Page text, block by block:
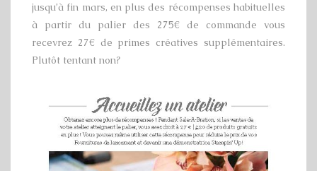
jusqu’à fin mars, en plus des récompenses habituelles
à partir du palier des 275€ de commande vous
recevrez 27€ de primes créatives supplémentaires.
Plutôt tentant non?